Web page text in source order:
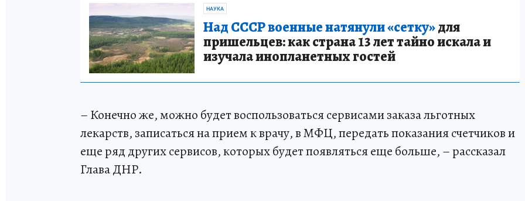
НАУКА
Над СССР военные натянули «сетку»для
пришельцев: как страна 13 лет тайно искала и
изучала инопланетных гостей
– Конечно же, можно будет воспользоваться сервисами заказа льготных
лекарств, записаться на прием к врачу, в МФЦ, передать показания счетчиков и
еще ряд других сервисов, которых будет появляться еще больше, – рассказал
Глава ДНР.